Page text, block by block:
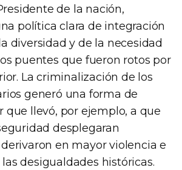
de la nación,
política clara de integración
diversidad y de la necesidad
puentes que fueron rotos por
La criminalización de los
generó una forma de
que llevó, por ejemplo, a que
desplegaran
en mayor violencia e
desigualdades históricas.